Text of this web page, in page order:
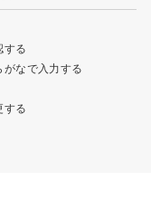
する
がなで入力する
する